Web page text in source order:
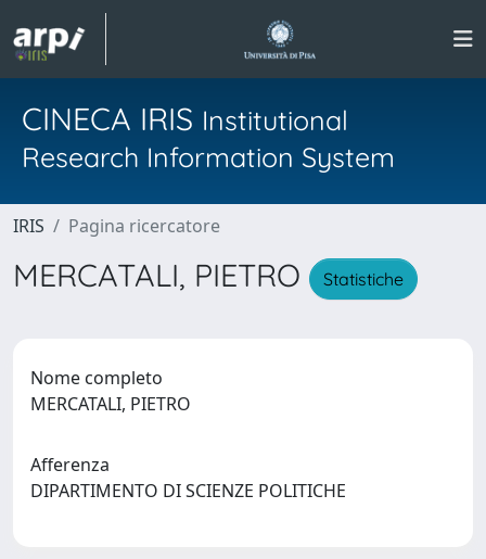
CINECA IRIS Institutional
Research Information System
IRIS Pagina ricercatore
MERCATALI, PIETRO Statistiche
Nome completo
MERCATALI, PIETRO
Afferenza
DIPARTIMENTO DI SCIENZE POLITICHE